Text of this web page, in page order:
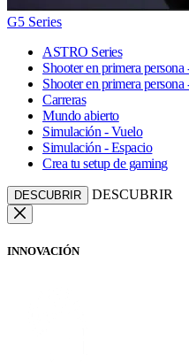
G5 Series
ASTRO Series
Shooter en primera
Shooter en primera persona
Carreras
Mundo abierto
Simulación - Vuelo
Simulación - Espacio
Crea tu setup de gaming
DESCUBRIR DESCUBRIR
INNOVACIÓN